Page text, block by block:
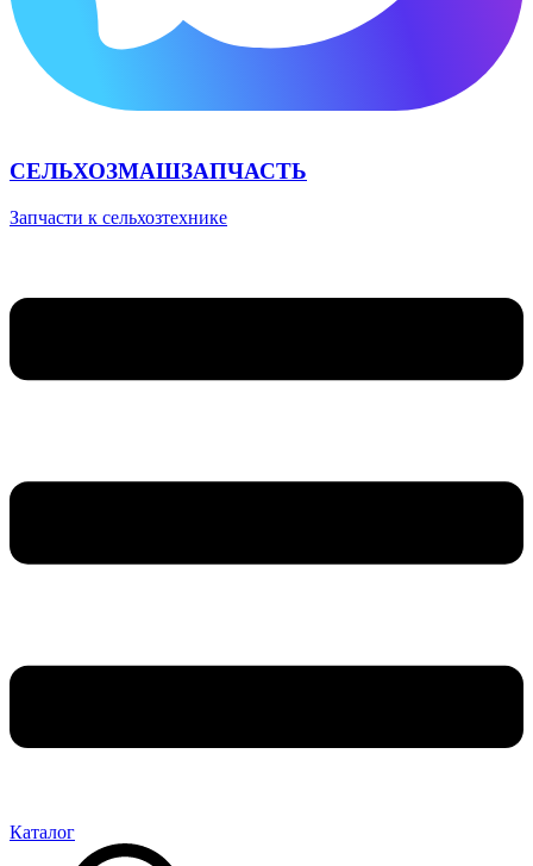
СЕЛЬХОЗМАШЗАПЧАСТЬ
Запчасти к сельхозтехнике
Каталог